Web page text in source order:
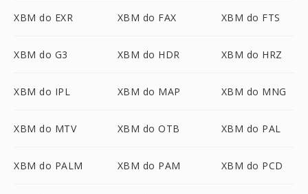
XBM do EXR XBM do FAX XBM do FTS
XBM do G3 XBM do HDR XBM do HRZ
XBM do IPL XBM do MAP XBM do MNG
XBM do MTV XBM do OTB XBM do PAL
XBM do PALM XBM do PAM XBM do PCD